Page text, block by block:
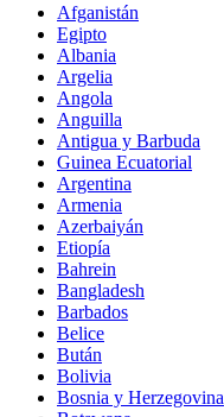
Afganistán
Egipto
Albania
Argelia
Angola
Anguilla
Antigua y Barbuda
Guinea Ecuatorial
Argentina
Armenia
Azerbaiyán
Etiopía
Bahrein
Bangladesh
Barbados
Belice
Bután
Bolivia
Bosnia y Herzegovina